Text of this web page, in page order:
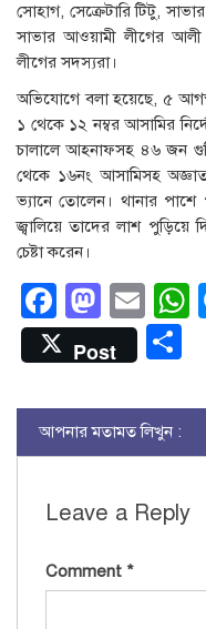
সোহাগ, সেক্রেটারি টিটু,
সাভার আওয়ামী লীগের আলী
লীগের সদস্যরা।
অভিযোগে বলা হয়েছে, ৫
১ থেকে ১২ নম্বর আসামির
চালালে আহনাফসহ ৪৬ জন
থেকে ১৬নং আসামিসহ
ভ্যানে তোলেন। থানার
জ্বালিয়ে তাদের লাশ পুড়িয়ে
চেষ্টা করেন।
Post
আপনার মতামত লিখুন :
Leave a Reply
Comment *